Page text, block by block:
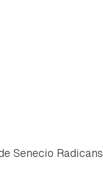
Senecio Radicans